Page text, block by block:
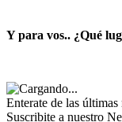
Y para vos.. ¿Qué
Enterate de las últimas
Suscribite a nuestro